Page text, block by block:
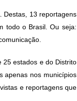
Destas, 13 reportagens
todo o Brasil. Ou seja:
25 estados e do Distrito
apenas nos municípios
e reportagens que